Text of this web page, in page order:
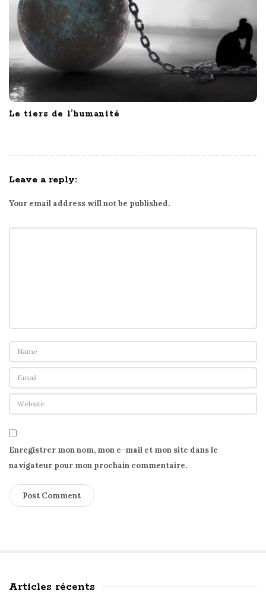
Le tiers de l’humanité
Leave a reply:
Your email address will not be published.
Enregistrer mon nom, mon e-mail et mon site dans le
navigateur pour mon prochain commentaire.
S
Articles récents